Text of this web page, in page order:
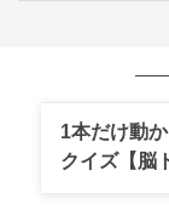
1本だけ動
クイズ【脳